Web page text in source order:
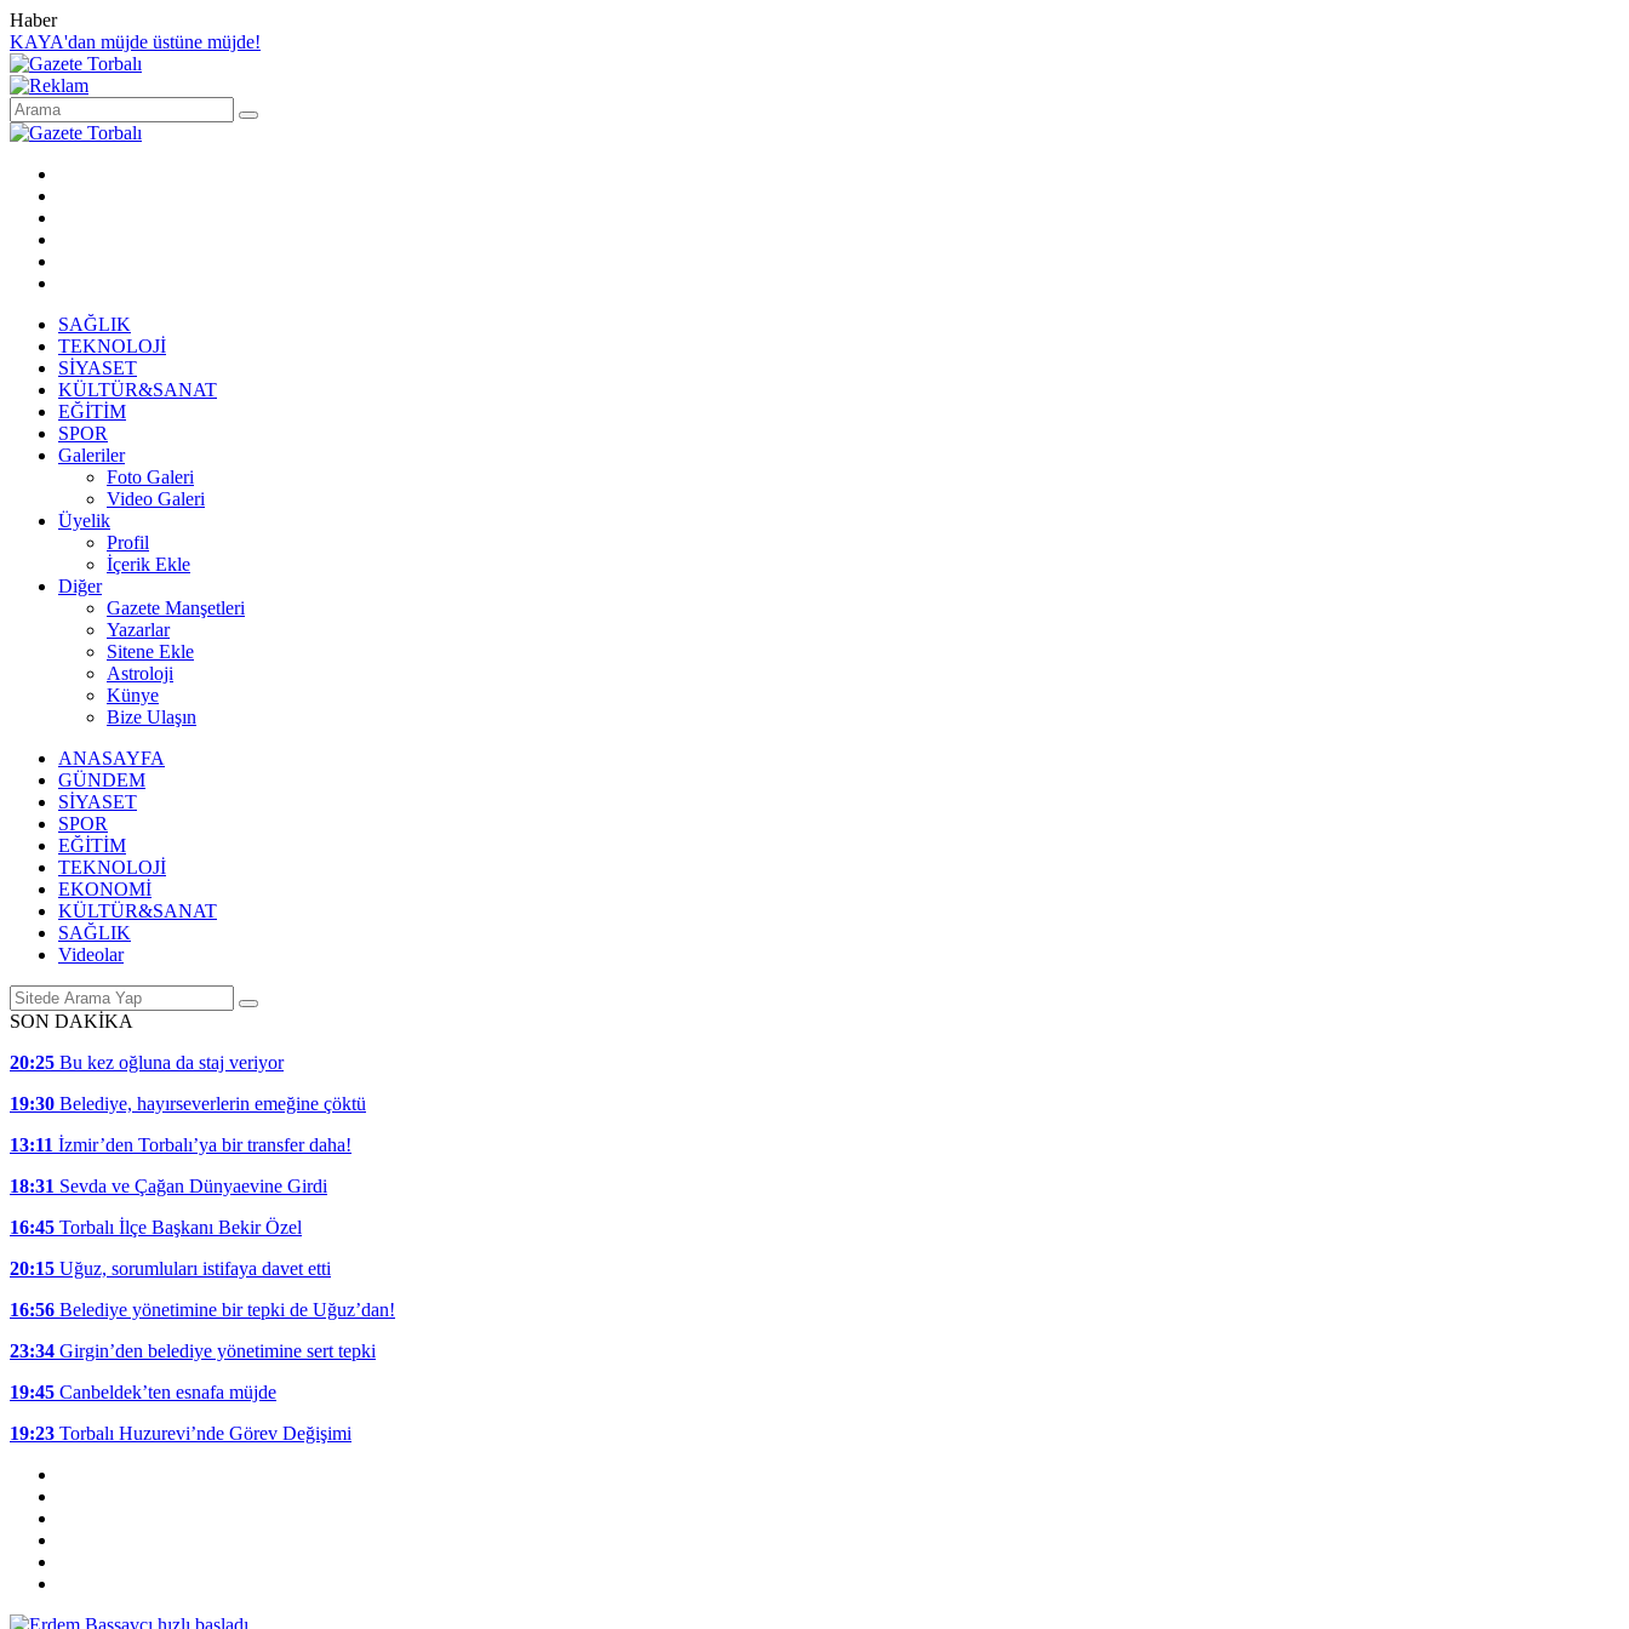
Haber
KAYA'dan müjde üstüne müjde!
SAĞLIK
TEKNOLOJİ
SİYASET
KÜLTÜR&SANAT
EĞİTİM
SPOR
Galeriler
Foto Galeri
Video Galeri
Üyelik
Profil
İçerik Ekle
Diğer
Gazete Manşetleri
Yazarlar
Sitene Ekle
Astroloji
Künye
Bize Ulaşın
ANASAYFA
GÜNDEM
SİYASET
SPOR
EĞİTİM
TEKNOLOJİ
EKONOMİ
KÜLTÜR&SANAT
SAĞLIK
Videolar
SON DAKİKA
20:25 Bu kez oğluna da staj veriyor
19:30 Belediye, hayırseverlerin emeğine çöktü
13:11 İzmir’den Torbalı’ya bir transfer daha!
18:31 Sevda ve Çağan Dünyaevine Girdi
16:45 Torbalı İlçe Başkanı Bekir Özel
20:15 Uğuz, sorumluları istifaya davet etti
16:56 Belediye yönetimine bir tepki de Uğuz’dan!
23:34 Girgin’den belediye yönetimine sert tepki
19:45 Canbeldek’ten esnafa müjde
19:23 Torbalı Huzurevi’nde Görev Değişimi